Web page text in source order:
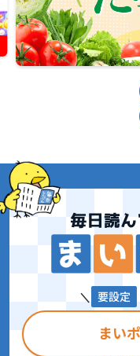
要設定
まい